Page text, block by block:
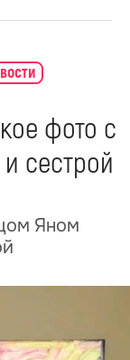
фото с
сестрой
Яном